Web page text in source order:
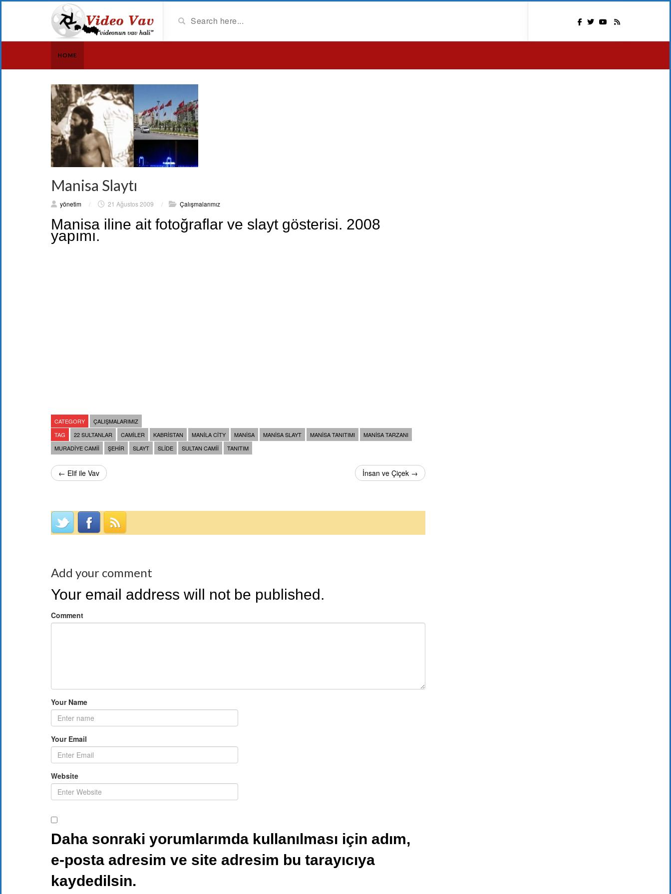
HOME
Manisa Slaytı
yönetim / 21 Ağustos 2009 / Çalışmalarımız
Manisa iline ait fotoğraflar ve slayt gösterisi. 2008
yapımı.
CATEGORY
ÇALIŞMALARIMIZ
TAG
22 SULTANLAR CAMILER KABRISTAN MANILA CITY MANISA MANISA SLAYT MANISA TANITIMI
MANISA TARZANI
MURADIYE CAMII
ŞEHIR SLAYT SLIDE SULTAN CAMII TANITIM
← Elif ile Vav İnsan ve Çiçek →
Add your comment
Your email address will not be published.
Comment
Your Name
Your Email
Website
Daha sonraki yorumlarımda kullanılması için adım,
e-posta adresim ve site adresim bu tarayıcıya
kaydedilsin.